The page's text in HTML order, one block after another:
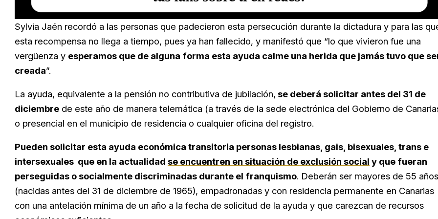
Unmute Loaded:
23.73%
Sylvia Jaén recordó a las personas que padecieron esta persecución durante la dictadura y para las
esta recompensa no llega a tiempo, pues ya han fallecido, y manifestó que “lo que vivieron fue una
vergüenza y esperamos que de alguna forma esta ayuda calme una herida que jamás tuvo que
creada”.
La ayuda, equivalente a la pensión no contributiva de jubilación, se deberá solicitar antes del 31 de
diciembre de este año de manera telemática (a través de la sede electrónica del Gobierno de
o presencial en el municipio de residencia o cualquier oficina del registro.
Pueden solicitar esta ayuda económica transitoria personas lesbianas, gais, bisexuales, trans e
intersexuales que en la actualidad se encuentren en situación de exclusión social y que fueran
perseguidas o socialmente discriminadas durante el franquismo. Deberán ser mayores de 55 años
(nacidas antes del 31 de diciembre de 1965), empadronadas y con residencia permanente en Canarias
con una antelación mínima de un año a la fecha de solicitud de la ayuda y que carezcan de recursos